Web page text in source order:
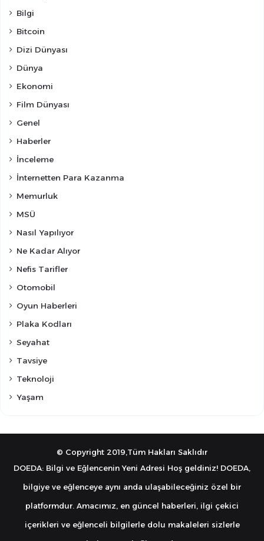
Bilgi
Bitcoin
Dizi Dünyası
Dünya
Ekonomi
Film Dünyası
Genel
Haberler
İnceleme
İnternetten Para Kazanma
Memurluk
MSÜ
Nasıl Yapılıyor
Ne Kadar Alıyor
Nefis Tarifler
Otomobil
Oyun Haberleri
Plaka Kodları
Seyahat
Tavsiye
Teknoloji
Yaşam
© Copyright 2019,Tüm Hakları Saklıdır
DOEDA: Bilgi ve Eğlencenin Yeni Adresi Hoş geldiniz! DOEDA,
bilgiye ve eğlenceye aynı anda ulaşabileceğiniz özel bir
platformdur. Amacımız, en güncel haberleri, ilgi çekici
içerikleri ve eğlenceli bilgilerle dolu makaleleri sizlerle